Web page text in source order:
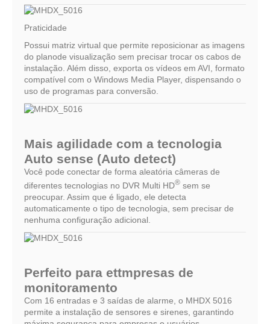
Praticidade
Possui matriz virtual que permite reposicionar as imagens
do planode visualização sem precisar trocar os cabos de
instalação. Além disso, exporta os vídeos em AVI, formato
compatível com o Windows Media Player, dispensando o
uso de programas para conversão.
Mais agilidade com a tecnologia
Auto sense (Auto detect)
Você pode conectar de forma aleatória câmeras de
diferentes tecnologias no DVR Multi HD® sem se
preocupar. Assim que é ligado, ele detecta
automaticamente o tipo de tecnologia, sem precisar de
nenhuma configuração adicional.
Perfeito para ettmpresas de
monitoramento
Com 16 entradas e 3 saídas de alarme, o MHDX 5016
permite a instalação de sensores e sirenes, garantindo